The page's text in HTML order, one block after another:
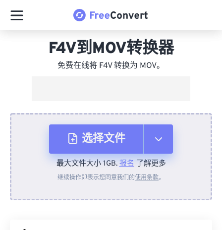
F4V到MOV转换器
免费在线将 F4V 转换为 MOV。
选择文件
从设备
最大文件大小 1GB.报名了解更多
继续操作即表示您同意我们的使用条款。